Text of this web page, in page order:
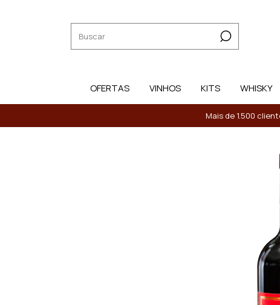
OFERTAS VINHOS KITS WHISKY
Mais de 1.500